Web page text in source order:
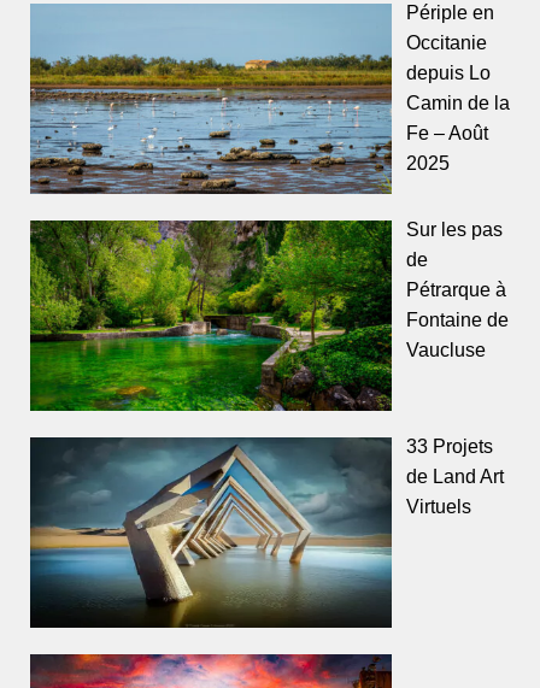
Périple en
Occitanie
depuis Lo
Camin de la
Fe – Août
2025
Sur les pas
de
Pétrarque à
Fontaine de
Vaucluse
33 Projets
de Land Art
Virtuels